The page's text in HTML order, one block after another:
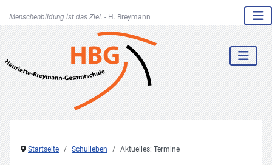
Menschenbildung ist das Ziel. - H. Breymann
Startseite Schulleben Aktuelles: Termine